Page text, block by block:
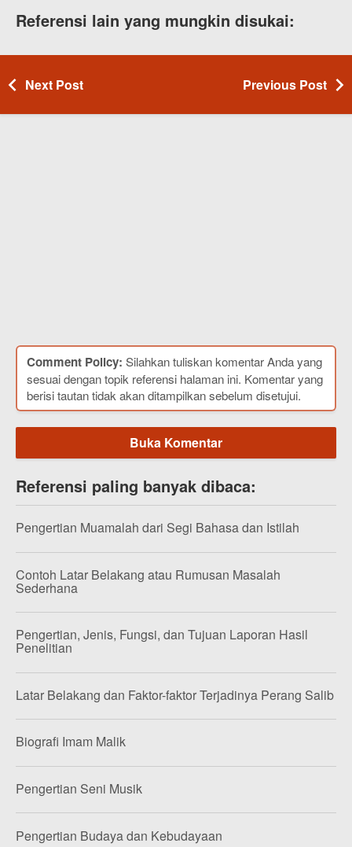
Referensi lain yang mungkin disukai:
Next Post Previous Post
Comment Policy: Silahkan tuliskan komentar Anda yang
sesuai dengan topik referensi halaman ini. Komentar yang
berisi tautan tidak akan ditampilkan sebelum disetujui.
Buka Komentar
Referensi paling banyak dibaca:
Pengertian Muamalah dari Segi Bahasa dan Istilah
Contoh Latar Belakang atau Rumusan Masalah
Sederhana
Pengertian, Jenis, Fungsi, dan Tujuan Laporan Hasil
Penelitian
Latar Belakang dan Faktor-faktor Terjadinya Perang Salib
Biografi Imam Malik
Pengertian Seni Musik
Pengertian Budaya dan Kebudayaan